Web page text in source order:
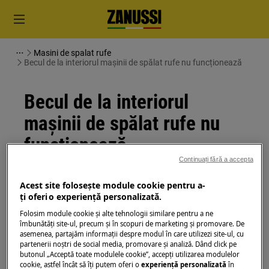
Masini de spalat rufe
Becul de la interiorul mașinii de spălat rufe nu funcționează
Becul de la interiorul
mașinii de spălat rufe nu
funcționează
Contactați Centrul de service autorizat pentru a
rezolva această problemă.
A fost util acest articol?
Acest site folosește module cookie pentru a-
ţi oferi o experienţă personalizată.
Folosim module cookie și alte tehnologii similare pentru a ne
îmbunătăţi site-ul, precum și în scopuri de marketing și promovare. De
asemenea, partajăm informaţii despre modul în care utilizezi site-ul, cu
partenerii noștri de social media, promovare și analiză. Dând click pe
butonul „Acceptă toate modulele cookie”, accepţi utilizarea modulelor
cookie, astfel încât să îţi putem oferi oexperienţă personalizată în
Continuați fără a accepta